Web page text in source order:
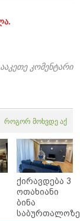
კომენტარი
როგორ მოხვდე აქ
ქირავდება 3
ოთახიანი
ბინა
საბურთალოზე